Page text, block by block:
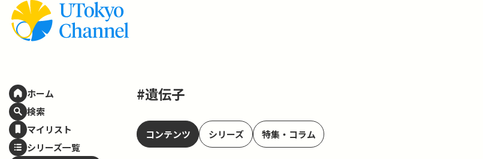
ホーム
検索
マイリスト
シリーズ一覧
#遺伝子
コンテンツ シリーズ 特集・コラム